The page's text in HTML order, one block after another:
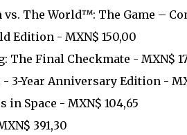
The World™: The Game –
Edition - MXN$ 150,00
The Final Checkmate - MXN$
3-Year Anniversary Edition -
in Space - MXN$ 104,65
391,30